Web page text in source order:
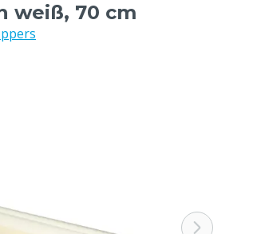
weiß, 70 cm